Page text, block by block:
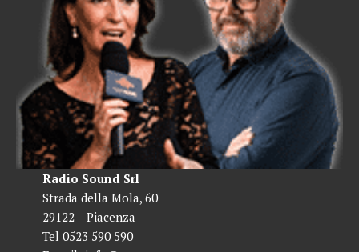
Radio Sound Srl
Strada della Mola, 60
29122 – Piacenza
Tel 0523 590 590